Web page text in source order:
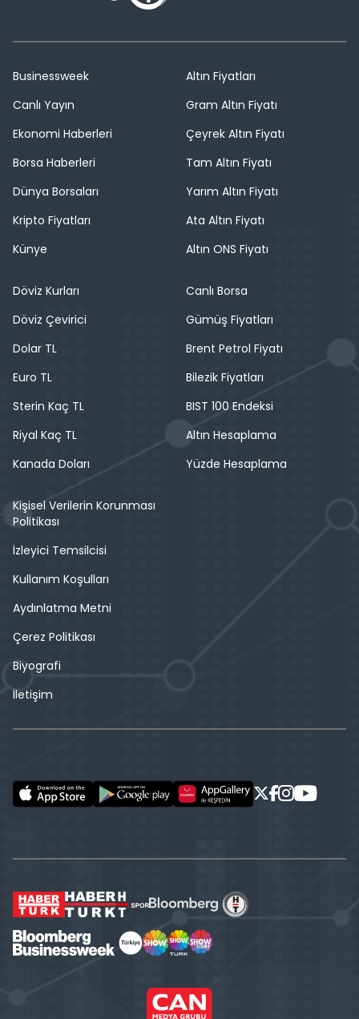
Businessweek
Canlı Yayın
Ekonomi Haberleri
Borsa Haberleri
Dünya Borsaları
Kripto Fiyatları
Künye
Altın Fiyatları
Gram Altın Fiyatı
Çeyrek Altın Fiyatı
Tam Altın Fiyatı
Yarım Altın Fiyatı
Ata Altın Fiyatı
Altın ONS Fiyatı
Döviz Kurları
Döviz Çevirici
Dolar TL
Euro TL
Sterin Kaç TL
Riyal Kaç TL
Kanada Doları
Canlı Borsa
Gümüş Fiyatları
Brent Petrol Fiyatı
Bilezik Fiyatları
BIST 100 Endeksi
Altın Hesaplama
Yüzde Hesaplama
Kişisel Verilerin Korunması
Politikası
İzleyici Temsilcisi
Kullanım Koşulları
Aydınlatma Metni
Çerez Politikası
Biyografi
İletişim